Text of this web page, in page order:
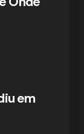
em